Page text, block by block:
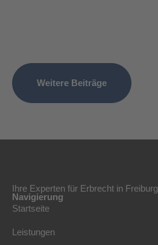
Weitere Beiträge
Ihre Experten für Erbrecht in Freiburg
Navigierung
Startseite
Leistungen